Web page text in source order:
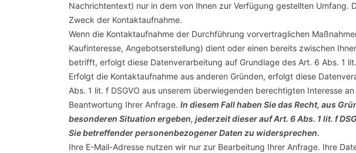
Nachrichtentext) nur in dem von Ihnen zur Verfügung gestellten Umfang.
Zweck der Kontaktaufnahme.
Wenn die Kontaktaufnahme der Durchführung vorvertraglichen
Kaufinteresse, Angebotserstellung) dient oder einen bereits zwischen
betrifft, erfolgt diese Datenverarbeitung auf Grundlage des Art. 6 Abs. 1 lit.
Erfolgt die Kontaktaufnahme aus anderen Gründen, erfolgt diese
Abs. 1 lit. f DSGVO aus unserem überwiegenden berechtigten Interesse
Beantwortung Ihrer Anfrage. In diesem Fall haben Sie das Recht, aus
besonderen Situation ergeben, jederzeit dieser auf Art. 6 Abs. 1 lit. f
Sie betreffender personenbezogener Daten zu widersprechen.
Ihre E-Mail-Adresse nutzen wir nur zur Bearbeitung Ihrer Anfrage. Ihre